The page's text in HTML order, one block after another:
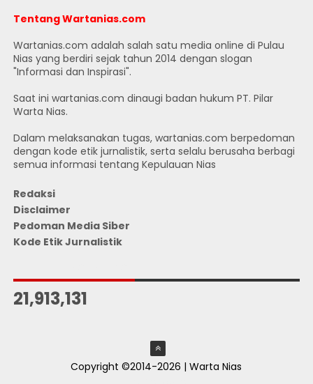
Tentang Wartanias.com
Wartanias.com adalah salah satu media online di Pulau
Nias yang berdiri sejak tahun 2014 dengan slogan
"Informasi dan Inspirasi".
Saat ini wartanias.com dinaugi badan hukum PT. Pilar
Warta Nias.
Dalam melaksanakan tugas, wartanias.com berpedoman
dengan kode etik jurnalistik, serta selalu berusaha berbagi
semua informasi tentang Kepulauan Nias
Redaksi
Disclaimer
Pedoman Media Siber
Kode Etik Jurnalistik
21,913,131
Copyright ©2014-2026 | Warta Nias